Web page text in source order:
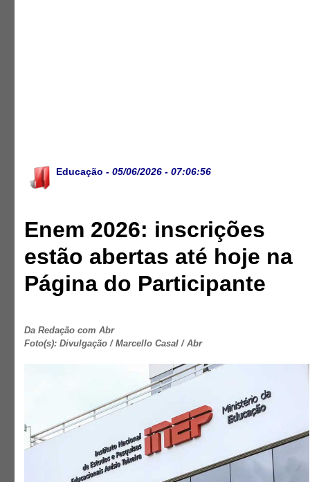
Educação - 05/06/2026 - 07:06:56
Enem 2026: inscrições
estão abertas até hoje na
Página do Participante
Da Redação com Abr
Foto(s): Divulgação / Marcello Casal / Abr